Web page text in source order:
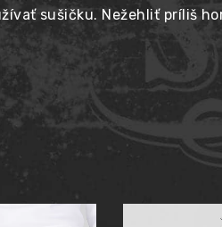
sušičku. Nežehliť príliš